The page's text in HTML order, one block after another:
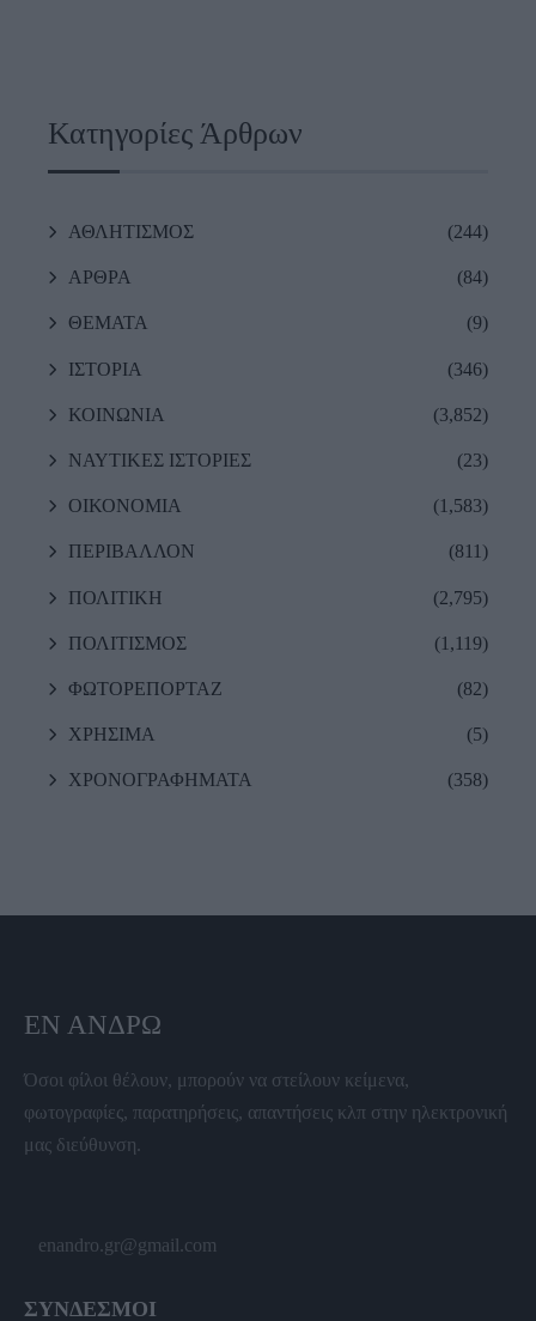
Κατηγορίες Άρθρων
ΑΘΛΗΤΙΣΜΟΣ (244)
ΑΡΘΡΑ (84)
ΘΕΜΑΤΑ (9)
ΙΣΤΟΡΙΑ (346)
ΚΟΙΝΩΝΙΑ (3,852)
ΝΑΥΤΙΚΕΣ ΙΣΤΟΡΙΕΣ (23)
ΟΙΚΟΝΟΜΙΑ (1,583)
ΠΕΡΙΒΑΛΛΟΝ (811)
ΠΟΛΙΤΙΚΗ (2,795)
ΠΟΛΙΤΙΣΜΟΣ (1,119)
ΦΩΤΟΡΕΠΟΡΤΑΖ (82)
ΧΡΗΣΙΜΑ (5)
ΧΡΟΝΟΓΡΑΦΗΜΑΤΑ (358)
ΕΝ ΆΝΔΡΩ
Όσοι φίλοι θέλουν, μπορούν να στείλουν κείμενα,
φωτογραφίες, παρατηρήσεις, απαντήσεις κλπ στην ηλεκτρονική
μας διεύθυνση.
enandro.gr@gmail.com
ΣΥΝΔΕΣΜΟΙ